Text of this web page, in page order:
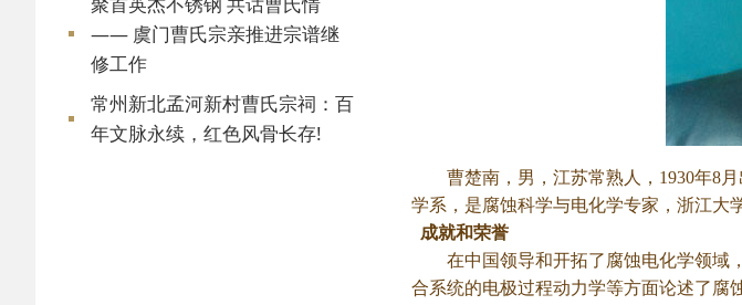
—— 虞门曹氏宗亲推进宗谱继
修工作
常州新北孟河新村曹氏宗祠：百
年文脉永续，红色风骨长存!
曹楚南，男，江苏常熟人，1930年8
学系，是腐蚀科学与电化学专家，浙江大
成就和荣誉
在中国领导和开拓了腐蚀电化学领域，
合系统的电极过程动力学等方面论述了腐